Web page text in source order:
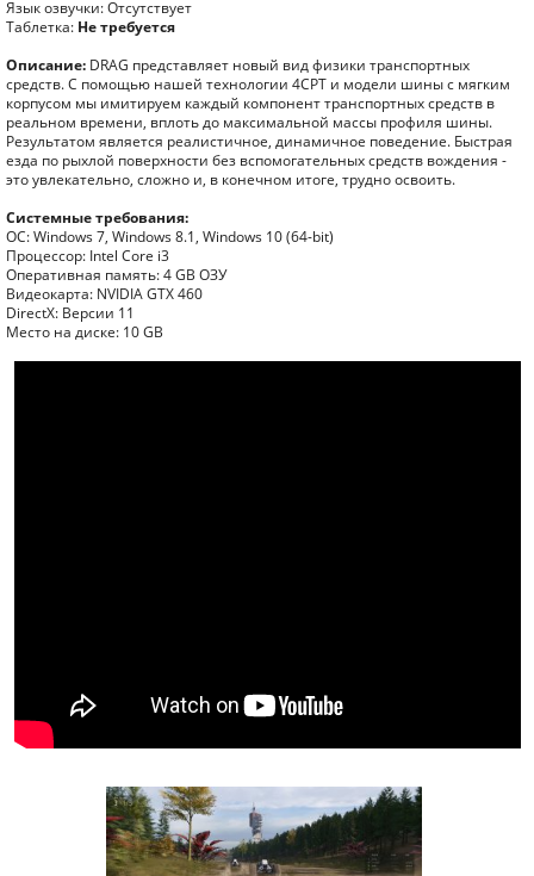
Язык озвучки: Отсутствует
Таблетка: Не требуется
Описание: DRAG представляет новый вид физики транспортных
средств. С помощью нашей технологии 4CPT и модели шины с мягким
корпусом мы имитируем каждый компонент транспортных средств в
реальном времени, вплоть до максимальной массы профиля шины.
Результатом является реалистичное, динамичное поведение. Быстрая
езда по рыхлой поверхности без вспомогательных средств вождения -
это увлекательно, сложно и, в конечном итоге, трудно освоить.
Системные требования:
ОС: Windows 7, Windows 8.1, Windows 10 (64-bit)
Процессор: Intel Core i3
Оперативная память: 4 GB ОЗУ
Видеокарта: NVIDIA GTX 460
DirectX: Версии 11
Место на диске: 10 GB